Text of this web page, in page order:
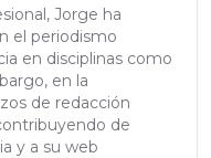
Jorge ha
el periodismo
en disciplinas como
en la
de redacción
de
y a su web